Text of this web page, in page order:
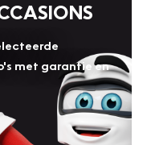
met garantie en